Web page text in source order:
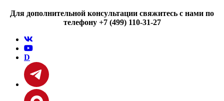
Для дополнительной консультации свяжитесь с нами по
телефону +7 (499) 110-31-27
D